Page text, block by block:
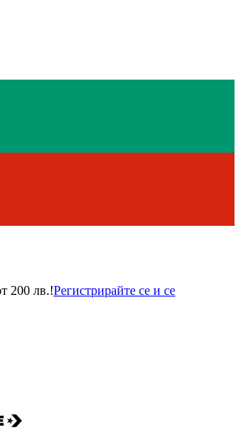
200 лв.!Регистрирайте се и се